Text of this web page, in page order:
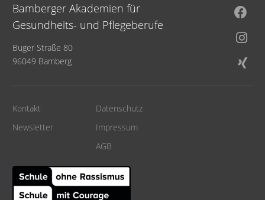
Bamberger Akademien für
Gesundheits- und Pflegeberufe
Buger Straße 80
96049 Bamberg
Kontakt
Newsletter
Datenschutz
Impressum
AGB